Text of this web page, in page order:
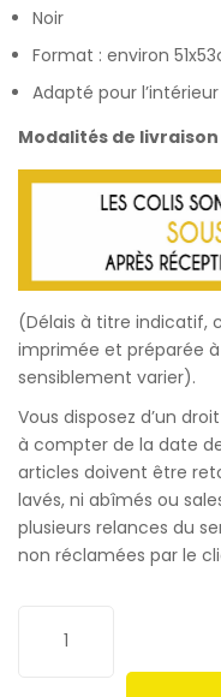
customer
ratings
Noir
Format : environ
Adapté pour
Modalités de
(Délais à titre indicatif,
imprimée et préparée
sensiblement varier).
Vous disposez d’un
à compter de la date
articles doivent être
lavés, ni abîmés ou
plusieurs relances du
non réclamées par le